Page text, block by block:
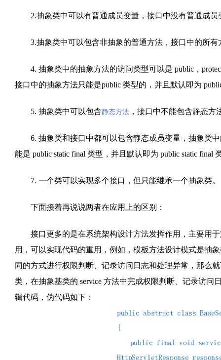
2.抽象类中可以有普通成员变量，接口中没有普通成员
3.抽象类中可以包含非抽象的普通方法，接口中的所有
4. 抽象类中的抽象方法的访问类型可以是 public，
接口中的抽象方法只能是public 类型的，并且默认即为
5. 抽象类中可以包含静态方法 ，接口中不能包含静态方
6. 抽象类和接口中都可以包含静态成员变量，抽象类中
能是 public static final 类型，并且默认即为 public static final
7. 一个类可以实现多个接口，但只能继承一个抽象类。
下面接着再说说两者在应用上的区别：
接口更多的是在系统架构设计方法发挥作用，主要用于
用，可以实现代码的重用，例如，模板方法设计模式是抽
同的方式进行权限判断、记录访问日志和处理异常，那么
类，在抽象基类的 service 方法中完成权限判断、记录访
辑代码，伪代码如下：